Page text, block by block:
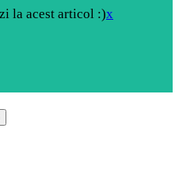
la acest articol :)x